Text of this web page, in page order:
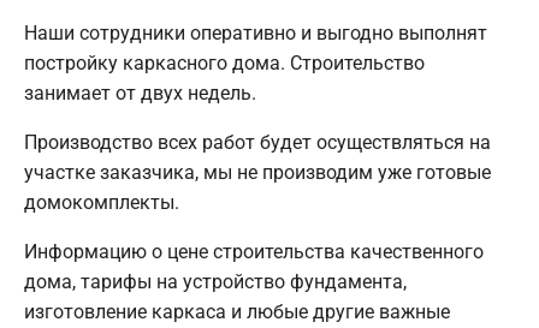
Наши сотрудники оперативно и выгодно выполнят
постройку каркасного дома. Строительство
занимает от двух недель.
Производство всех работ будет осуществляться на
участке заказчика, мы не производим уже готовые
домокомплекты.
Информацию о цене строительства качественного
дома, тарифы на устройство фундамента,
изготовление каркаса и любые другие важные